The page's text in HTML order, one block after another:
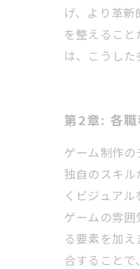
げ、より革
を整えるこ
は、こうし
第2章: 各
ゲーム制作
独自のスキ
くビジュア
ゲームの雰
る要素を加
合することで